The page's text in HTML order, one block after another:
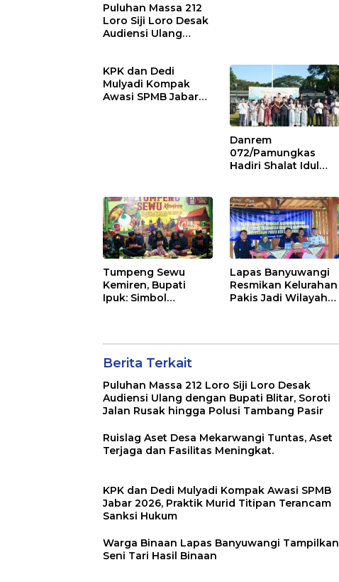
Puluhan Massa 212
Loro Siji Loro Desak
Audiensi Ulang
Rusak hingga Polusi
Tambang Pasir
KPK dan Dedi
Mulyadi Kompak
Awasi SPMB Jabar
Danrem
072/Pamungkas
Hadiri Shalat Idul
Yonif 403/Wirasada
Prasista
Tumpeng Sewu
Kemiren, Bupati
Ipuk: Simbol
Lapas Banyuwangi
Resmikan Kelurahan
Pakis Jadi Wilayah
Berita Terkait
Puluhan Massa 212 Loro Siji Loro Desak
Audiensi Ulang dengan Bupati Blitar, Soroti
Jalan Rusak hingga Polusi Tambang Pasir
Ruislag Aset Desa Mekarwangi Tuntas, Aset
Terjaga dan Fasilitas Meningkat.
KPK dan Dedi Mulyadi Kompak Awasi SPMB
Jabar 2026, Praktik Murid Titipan Terancam
Sanksi Hukum
Warga Binaan Lapas Banyuwangi Tampilkan
Seni Tari Hasil Binaan